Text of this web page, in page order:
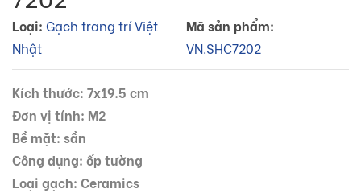
Loại: Gạch trang trí Việt
Nhật
Mã sản phẩm:
VN.SHC7202
Kích thước: 7x19.5 cm
Đơn vị tính: M2
Bề mặt: sần
Công dụng: ốp tường
Loại gạch: Ceramics